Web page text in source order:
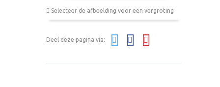
Selecteer de afbeelding voor een vergroting
Deel deze pagina via: